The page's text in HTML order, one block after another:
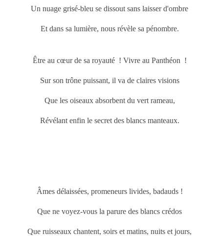
Un nuage grisé-bleu se dissout sans laisser d'ombre
Et dans sa lumière, nous révèle sa pénombre.
Être au cœur de sa royauté ! Vivre au Panthéon !
Sur son trône puissant, il va de claires visions
Que les oiseaux absorbent du vert rameau,
Révélant enfin le secret des blancs manteaux.
Âmes délaissées, promeneurs livides, badauds !
Que ne voyez-vous la parure des blancs crédos
Que ruisseaux chantent, soirs et matins, nuits et jours,